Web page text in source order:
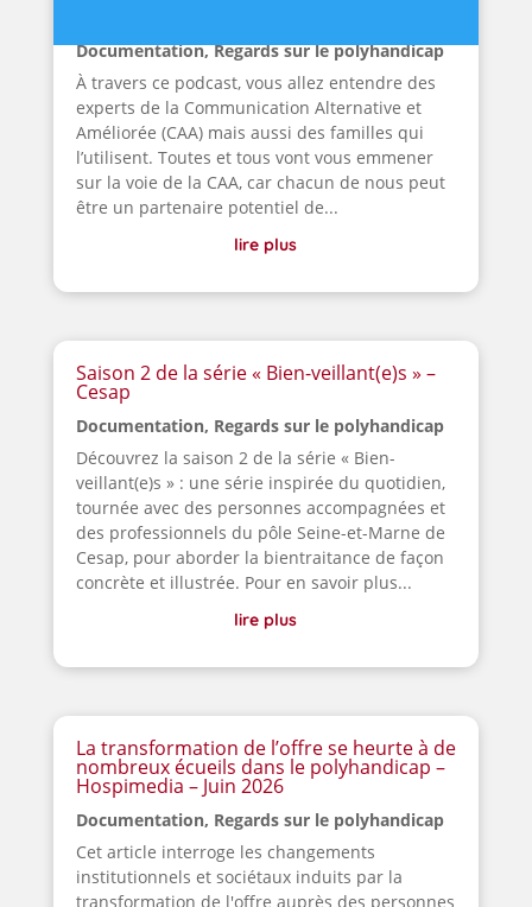
Documentation,Regards sur le polyhandicap
À travers ce podcast, vous allez entendre des
experts de la Communication Alternative et
Améliorée (CAA) mais aussi des familles qui
l’utilisent. Toutes et tous vont vous emmener
sur la voie de la CAA, car chacun de nous peut
être un partenaire potentiel de...
lire plus
Saison 2 de la série « Bien-veillant(e)s » –
Cesap
Documentation, Regards sur le polyhandicap
Découvrez la saison 2 de la série « Bien-
veillant(e)s » : une série inspirée du quotidien,
tournée avec des personnes accompagnées et
des professionnels du pôle Seine-et-Marne de
Cesap, pour aborder la bientraitance de façon
concrète et illustrée. Pour en savoir plus...
lire plus
La transformation de l’offre se heurte à de
nombreux écueils dans le polyhandicap –
Hospimedia – Juin 2026
Documentation, Regards sur le polyhandicap
Cet article interroge les changements
institutionnels et sociétaux induits par la
transformation de l'offre auprès des personnes